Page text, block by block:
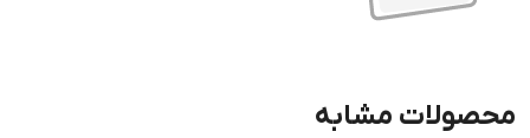
محصولات مشابه